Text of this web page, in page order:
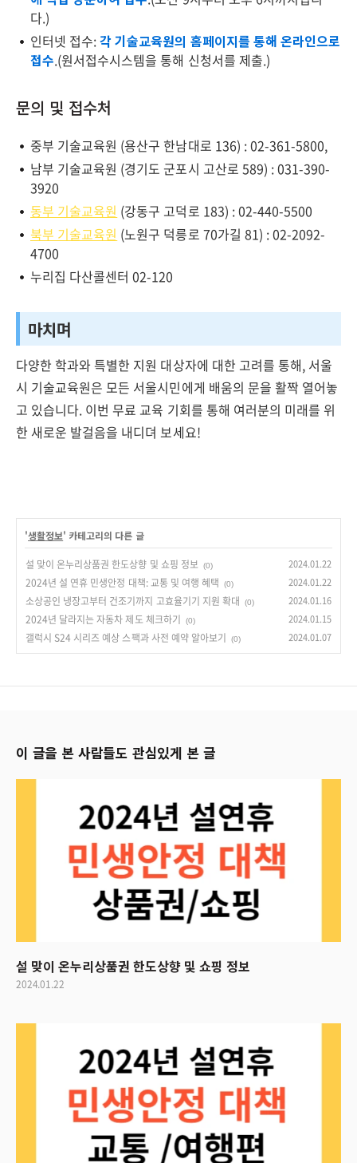
다.)
인터넷 접수:각 기술교육원의 홈페이지를 통해 온라인으로
접수.(원서접수시스템을 통해 신청서를 제출.)
문의 및 접수처
중부 기술교육원 (용산구 한남대로 136) : 02-361-5800,
남부 기술교육원 (경기도 군포시 고산로 589) : 031-390-
3920
동부 기술교육원 (강동구 고덕로 183) : 02-440-5500
북부 기술교육원 (노원구 덕릉로 70가길 81) : 02-2092-
4700
누리집 다산콜센터 02-120
마치며
다양한 학과와 특별한 지원 대상자에 대한 고려를 통해, 서울
시 기술교육원은 모든 서울시민에게 배움의 문을 활짝 열어놓
고 있습니다. 이번 무료 교육 기회를 통해 여러분의 미래를 위
한 새로운 발걸음을 내디뎌 보세요!
'생활정보' 카테고리의 다른 글
설 맞이 온누리상품권 한도상향 및 쇼핑 정보 (0) 2024.01.22
2024년 설 연휴 민생안정 대책: 교통 및 여행 혜택 (0) 2024.01.22
소상공인 냉장고부터 건조기까지 고효율기기 지원 확대 (0) 2024.01.16
2024년 달라지는 자동차 제도 체크하기 (0) 2024.01.15
갤럭시 S24 시리즈 예상 스팩과 사전 예약 알아보기 (0) 2024.01.07
이 글을 본 사람들도 관심있게 본 글
설 맞이 온누리상품권 한도상향 및 쇼핑 정보
2024.01.22